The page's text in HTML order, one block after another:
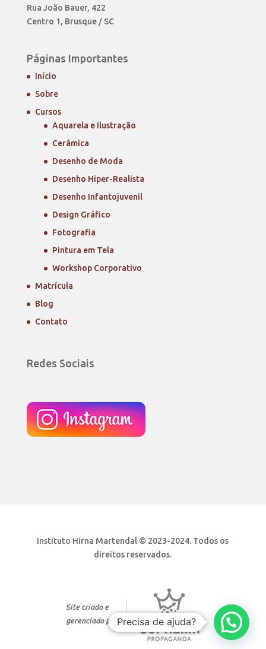
Rua João Bauer, 422
Centro 1, Brusque / SC
Páginas Importantes
Início
Sobre
Cursos
Aquarela e Ilustração
Cerâmica
Desenho de Moda
Desenho Hiper-Realista
Desenho Infantojuvenil
Design Gráfico
Fotografia
Pintura em Tela
Workshop Corporativo
Matrícula
Blog
Contato
Redes Sociais
Instituto Hirna Martendal © 2023-2024. Todos os
direitos reservados.
Site criado e
gerenciado por Precisa de ajuda?